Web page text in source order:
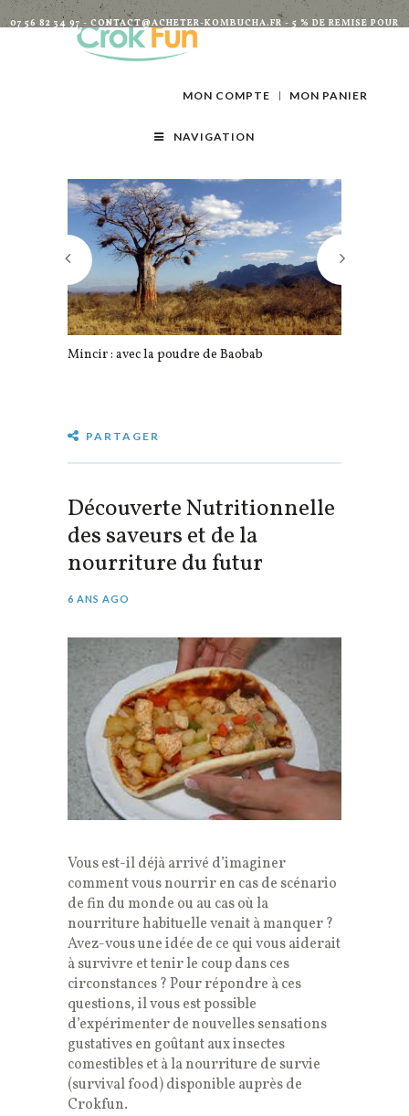
07 56 82 34 97 - CONTACT@ACHETER-KOMBUCHA.FR - 5 % DE REMISE POUR
MON COMPTE MON PANIER
NAVIGATION
Mincir : avec la poudre de Baobab
PARTAGER
Découverte Nutritionnelle
des saveurs et de la
nourriture du futur
6 ANS AGO
Vous est-il déjà arrivé d’imaginer
comment vous nourrir en cas de scénario
de fin du monde ou au cas où la
nourriture habituelle venait à manquer ?
Avez-vous une idée de ce qui vous aiderait
à survivre et tenir le coup dans ces
circonstances ? Pour répondre à ces
questions, il vous est possible
d’expérimenter de nouvelles sensations
gustatives en goûtant aux insectes
comestibles et à la nourriture de survie
(survival food) disponible auprès de
Crokfun.